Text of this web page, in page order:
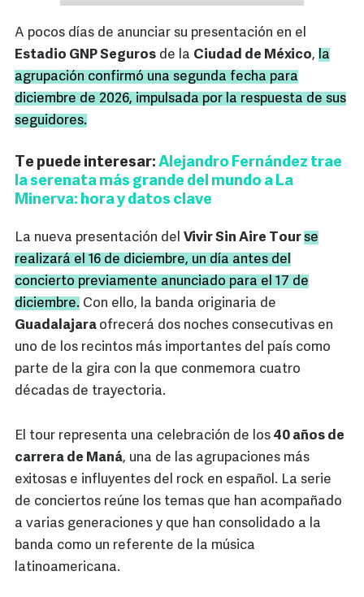
A pocos días de anunciar su presentación en el
Estadio GNP Seguros de la Ciudad de México, la
agrupación confirmó una segunda fecha para
diciembre de 2026, impulsada por la respuesta de sus
seguidores.
Te puede interesar: Alejandro Fernández trae
la serenata más grande del mundo a La
Minerva: hora y datos clave
La nueva presentación del Vivir Sin Aire Tourse
realizará el 16 de diciembre, un día antes del
concierto previamente anunciado para el 17 de
diciembre. Con ello, la banda originaria de
Guadalajara ofrecerá dos noches consecutivas en
uno de los recintos más importantes del país como
parte de la gira con la que conmemora cuatro
décadas de trayectoria.
El tour representa una celebración de los 40 años de
carrera de Maná, una de las agrupaciones más
exitosas e influyentes del rock en español. La serie
de conciertos reúne los temas que han acompañado
a varias generaciones y que han consolidado a la
banda como un referente de la música
latinoamericana.